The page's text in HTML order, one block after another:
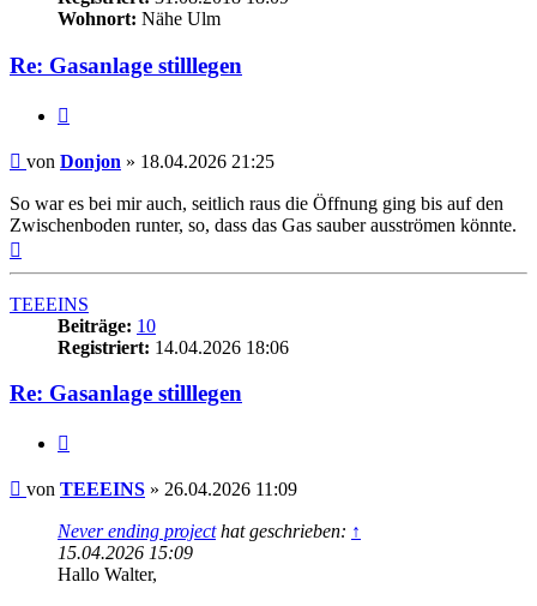
Wohnort: Nähe Ulm
Re: Gasanlage stilllegen
Beitrag
von Donjon » 18.04.2026 21:25
So war es bei mir auch, seitlich raus die Öffnung ging bis auf den
Zwischenboden runter, so, dass das Gas sauber ausströmen könnte.
TEEEINS
Beiträge: 10
Registriert: 14.04.2026 18:06
Re: Gasanlage stilllegen
Beitrag
von TEEEINS » 26.04.2026 11:09
Never ending projecthat geschrieben: ↑
15.04.2026 15:09
Hallo Walter,